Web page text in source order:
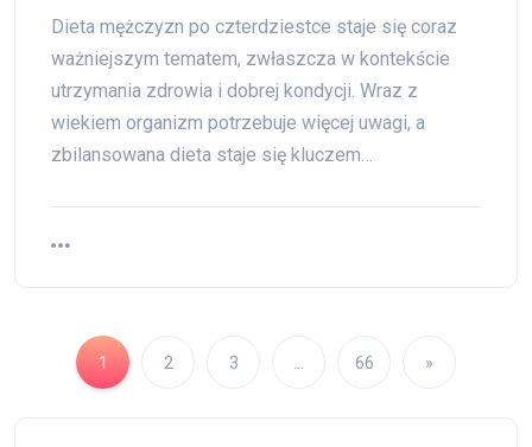
Dieta mężczyzn po czterdziestce staje się coraz
ważniejszym tematem, zwłaszcza w kontekście
utrzymania zdrowia i dobrej kondycji. Wraz z
wiekiem organizm potrzebuje więcej uwagi, a
zbilansowana dieta staje się kluczem…
1 2 3 66 »